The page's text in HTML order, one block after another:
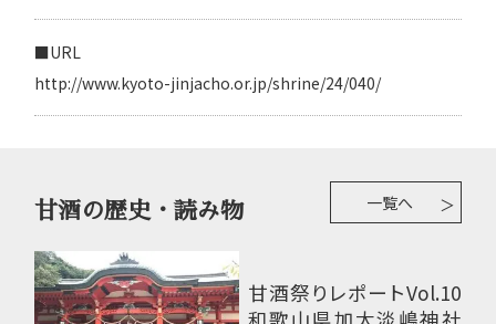
■URL
http://www.kyoto-jinjacho.or.jp/shrine/24/040/
一覧へ
甘酒の歴史・読み物
甘酒祭りレポートVol.10